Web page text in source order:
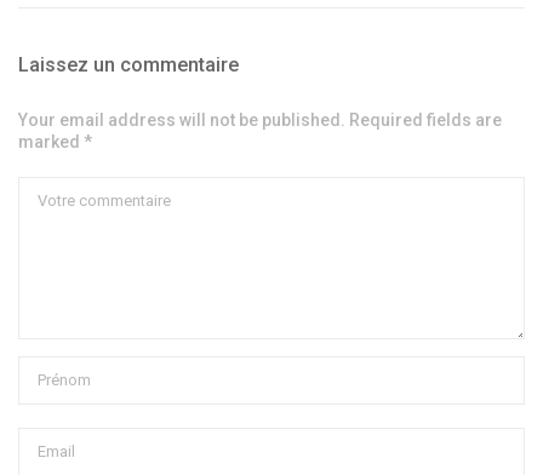
Laissez un commentaire
Your email address will not be published. Required fields are
marked *